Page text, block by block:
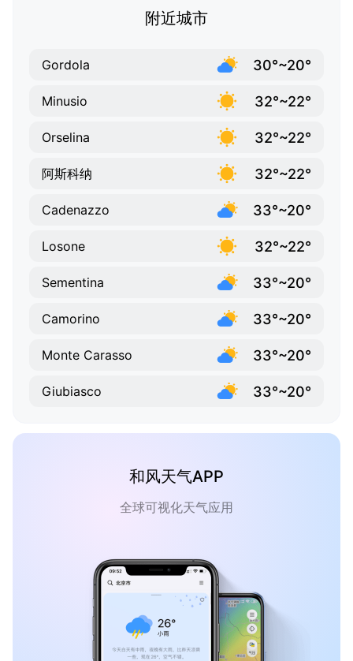
附近城市
Gordola 30°~20°
Minusio 32°~22°
Orselina 32°~22°
阿斯科纳 32°~22°
Cadenazzo 33°~20°
Losone 32°~22°
Sementina 33°~20°
Camorino 33°~20°
Monte Carasso 33°~20°
Giubiasco 33°~20°
和风天气APP
全球可视化天气应用